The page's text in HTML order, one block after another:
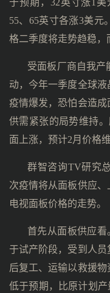
55、65英寸各涨3美元
格二季度将走势趋稳，
受面板厂商自我产
动，今年一季度全球
疫情爆发，恐怕会造
供需紧张的局势维持
面上涨，预计2月价格
群智咨询TV研究
次疫情将从面板供应
电视面板价格的走势。
首先从面板供应看
于试产阶段，受到人
后复工、运输以救援
低于预期，比原计划产